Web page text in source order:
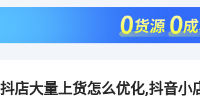
抖店大量上货怎么优化,抖音小